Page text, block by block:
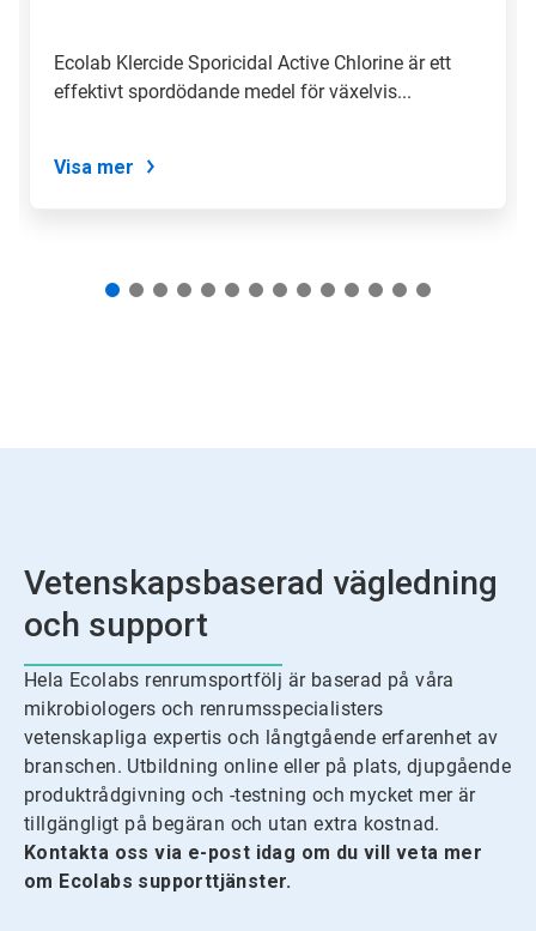
prickarna.
Ecolab Klercide Sporicidal Active Chlorine är ett
effektivt spordödande medel för växelvis...
Visa mer
Vetenskapsbaserad vägledning
och support
Hela Ecolabs renrumsportfölj är baserad på våra
mikrobiologers och renrumsspecialisters
vetenskapliga expertis och långtgående erfarenhet av
branschen. Utbildning online eller på plats, djupgående
produktrådgivning och -testning och mycket mer är
tillgängligt på begäran och utan extra kostnad.
Kontakta oss via e-post idag om du vill veta mer
om Ecolabs supporttjänster.